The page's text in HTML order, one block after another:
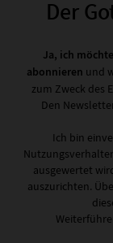
Der
Ja, ich
abonnieren und
zum Zweck des
Den
Ich bin
ausgewertet
auszurichten.